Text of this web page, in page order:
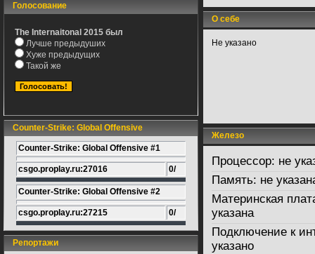
Голосование
The Internaitonal 2015 был
Лучше предыдуших
Хуже предыдущих
Такой же
Counter-Strike: Global Offensive
Counter-Strike: Global Offensive #1
csgo.proplay.ru:27016 0/
Counter-Strike: Global Offensive #2
csgo.proplay.ru:27215 0/
Репортажи
О себе
Не указано
Железо
Процессор: не
Память: не
Материнская
указана
Подключение к
указано